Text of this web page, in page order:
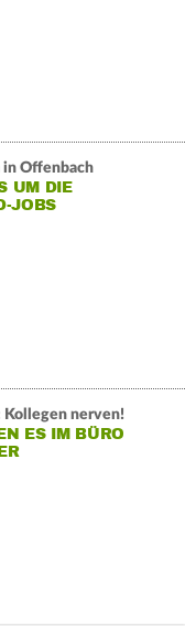
in Offenbach
UM DIE
JOBS
Kollegen nerven!
ES IM BÜRO